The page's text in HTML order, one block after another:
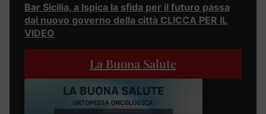
Bar Sicilia, a Ispica la sfida per il futuro passa
dal nuovo governo della città CLICCA PER IL
VIDEO
La Buona Salute